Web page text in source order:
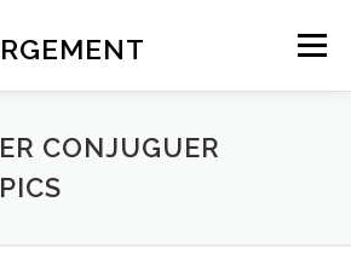
Menu
CONJUGUER